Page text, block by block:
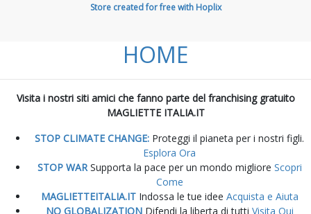
Store created for free with Hoplix
HOME
Visita i nostri siti amici che fanno parte del franchising gratuito
MAGLIETTE ITALIA.IT
STOP CLIMATE CHANGE: Proteggi il pianeta per i nostri figli.
Esplora Ora
STOP WARSupporta la pace per un mondo migliore Scopri
Come
MAGLIETTEITALIA.ITIndossa le tue idee Acquista e Aiuta
NO GLOBALIZATION Difendi la liberta di tutti Visita Qui